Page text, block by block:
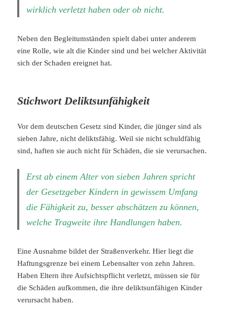
wirklich verletzt haben oder ob nicht.
Neben den Begleitumständen spielt dabei unter anderem
eine Rolle, wie alt die Kinder sind und bei welcher Aktivität
sich der Schaden ereignet hat.
Stichwort Deliktsunfähigkeit
Vor dem deutschen Gesetz sind Kinder, die jünger sind als
sieben Jahre, nicht deliktsfähig. Weil sie nicht schuldfähig
sind, haften sie auch nicht für Schäden, die sie verursachen.
Erst ab einem Alter von sieben Jahren spricht
der Gesetzgeber Kindern in gewissem Umfang
die Fähigkeit zu, besser abschätzen zu können,
welche Tragweite ihre Handlungen haben.
Eine Ausnahme bildet der Straßenverkehr. Hier liegt die
Haftungsgrenze bei einem Lebensalter von zehn Jahren.
Haben Eltern ihre Aufsichtspflicht verletzt, müssen sie für
die Schäden aufkommen, die ihre deliktsunfähigen Kinder
verursacht haben.